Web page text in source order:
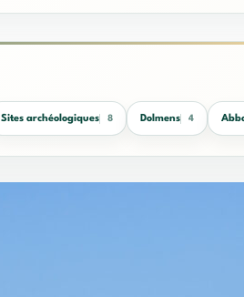
Sites archéologiques 8 Dolmens 4